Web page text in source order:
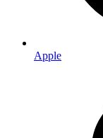
Apple